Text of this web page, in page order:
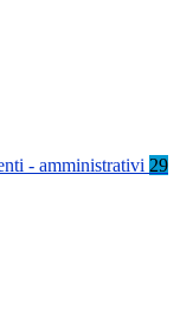
- amministrativi 29